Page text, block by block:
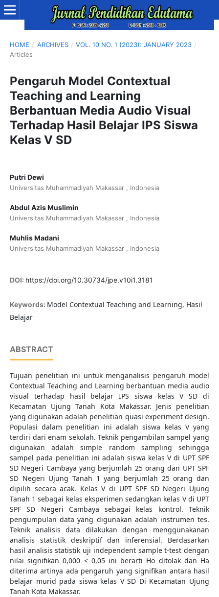
HOME / ARCHIVES / VOL. 10 NO. 1 (2023): JANUARY 2023 /
Articles
Pengaruh Model Contextual
Teaching and Learning
Berbantuan Media Audio Visual
Terhadap Hasil Belajar IPS Siswa
Kelas V SD
Putri Dewi
Universitas Muhammadiyah Makassar , Indonesia
Abdul Azis Muslimin
Universitas Muhammadiyah Makassar , Indonesia
Muhlis Madani
Universitas Muhammadiyah Makassar , Indonesia
DOI: https://doi.org/10.30734/jpe.v10i1.3181
Keywords: Model Contextual Teaching and Learning, Hasil
Belajar
ABSTRACT
Tujuan penelitian ini untuk menganalisis pengaruh model
Contextual Teaching and Learning berbantuan media audio
visual terhadap hasil belajar IPS siswa kelas V SD di
Kecamatan Ujung Tanah Kota Makassar. Jenis penelitian
yang digunakan adalah penelitian quasi experiment design.
Populasi dalam penelitian ini adalah siswa kelas V yang
terdiri dari enam sekolah. Teknik pengambilan sampel yang
digunakan adalah simple random sampling sehingga
sampel pada penelitian ini adalah siswa kelas V di UPT SPF
SD Negeri Cambaya yang berjumlah 25 orang dan UPT SPF
SD Negeri Ujung Tanah 1 yang berjumlah 25 orang dan
dipilih secara acak. Kelas V di UPT SPF SD Negeri Ujung
Tanah 1 sebagai kelas eksperimen sedangkan kelas V di UPT
SPF SD Negeri Cambaya sebagai kelas kontrol. Teknik
pengumpulan data yang digunakan adalah instrumen tes.
Teknik analisis data dilakukan dengan menggunakanan
analisis statistik deskriptif dan inferensial. Berdasarkan
hasil analisis statistik uji independent sample t-test dengan
nilai signifikan 0,000 < 0,05 ini berarti Ho ditolak dan Ha
diterima artinya ada pengaruh yang signifikan antara hasil
belajar murid pada siswa kelas V SD Di Kecamatan Ujung
Tanah Kota Makassar.